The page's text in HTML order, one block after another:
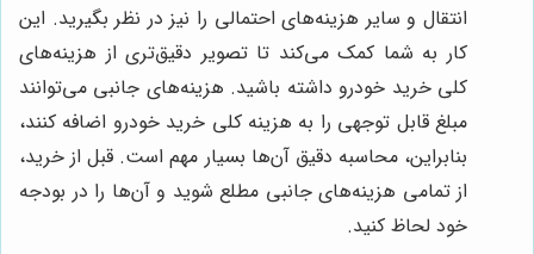
انتقال و سایر هزینه‌های احتمالی را نیز در نظر بگیرید. این
کار به شما کمک می‌کند تا تصویر دقیق‌تری از هزینه‌های
کلی خرید خودرو داشته باشید. هزینه‌های جانبی می‌توانند
مبلغ قابل توجهی را به هزینه کلی خرید خودرو اضافه کنند،
بنابراین، محاسبه دقیق آن‌ها بسیار مهم است. قبل از خرید،
از تمامی هزینه‌های جانبی مطلع شوید و آن‌ها را در بودجه
خود لحاظ کنید.